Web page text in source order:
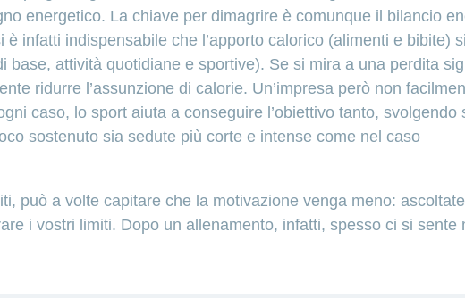
energetico. La chiave per dimagrire è comunque il bilancio
infatti indispensabile che l’apporto calorico (alimenti e bibite)
base, attività quotidiane e sportive). Se si mira a una perdita
ridurre l’assunzione di calorie. Un’impresa però non
caso, lo sport aiuta a conseguire l’obiettivo tanto, svolgendo
sostenuto sia sedute più corte e intense come nel caso
può a volte capitare che la motivazione venga meno: ascoltate
i vostri limiti. Dopo un allenamento, infatti, spesso ci si sente